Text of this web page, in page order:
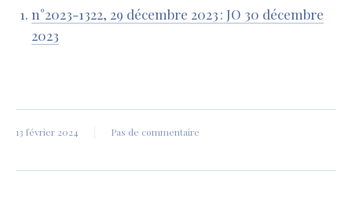
n°2023-1322, 29 décembre 2023 : JO 30 décembre
2023
13 février 2024 Pas de commentaire